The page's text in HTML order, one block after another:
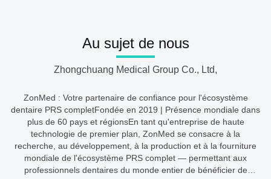
Au sujet de nous
Zhongchuang Medical Group Co., Ltd,
ZonMed : Votre partenaire de confiance pour l'écosystème
dentaire PRS completFondée en 2019 | Présence mondiale dans
plus de 60 pays et régionsEn tant qu'entreprise de haute
technologie de premier plan, ZonMed se consacre à la
recherche, au développement, à la production et à la fourniture
mondiale de l'écosystème PRS complet — permettant aux
professionnels dentaires du monde entier de bénéficier de